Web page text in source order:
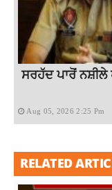
ਸਰਹੱਦ ਪਾਰੋਂ ਨਸ਼ੀਲੇ
Aug 05, 2026 2:25 Pm
RELATED